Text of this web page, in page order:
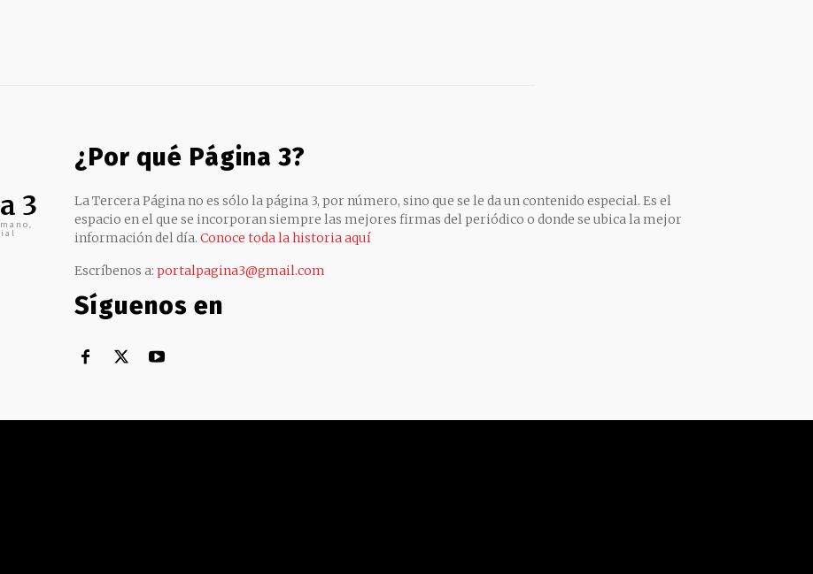
3
¿Por qué Página 3?
La Tercera Página no es sólo la página 3, por número, sino que se le da un contenido especial. Es el
espacio en el que se incorporan siempre las mejores firmas del periódico o donde se ubica la mejor
información del día. Conoce toda la historia aquí
Escríbenos a: portalpagina3@gmail.com
Síguenos en